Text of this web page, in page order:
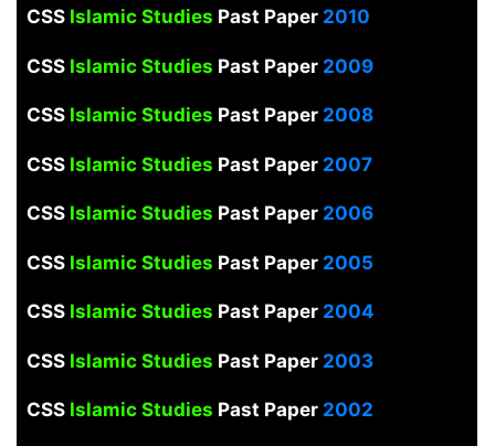
CSSIslamic Studies Past Paper2010
CSS Islamic Studies Past Paper2009
CSSIslamic Studies Past Paper2008
CSS Islamic Studies Past Paper2007
CSSIslamic Studies Past Paper2006
CSSIslamic Studies Past Paper2005
CSSIslamic Studies Past Paper2004
CSSIslamic Studies Past Paper2003
CSSIslamic Studies Past Paper2002